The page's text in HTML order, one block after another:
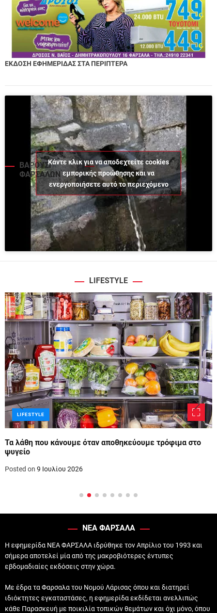
ΕΚΔΟΣΗ ΕΦΗΜΕΡΙΔΑΣ ΣΤΑ ΠΕΡΙΠΤΕΡΑ
ΒΑΡΟΥΣΙ
ΦΑΡΣΑΛΩΝ
Κάντε κλικ για να αποδεχτείτε cookies
εμπορικής προώθησης και να
ενεργοποιήσετε αυτό το περιεχόμενο
LIFESTYLE
LIFESTYLE
Τα λάθη που κάνουμε όταν αποθηκεύουμε τρόφιμα στο
ψυγείο
Posted on 9 Ιουλίου 2026
ΝΕΑ ΦΑΡΣΑΛΑ
Η εφημερίδα ΝΕΑ ΦΑΡΣΑΛΑ ιδρύθηκε τον Απρίλιο του 1993 και
σήμερα αποτελεί μία από της μακροβιότερες έντυπες
εβδομαδιαίες εκδόσεις στην χώρα.
Με έδρα τα Φαρσαλα του Νομού Λάρισας όπου και διατηρεί
ιδιόκτητες εγκαταστάσες, η εφημερίδα εκδίδεται ανελλιπώς
κάθε Παρασκευή με ποικιλία τοπικών θεμάτων και όχι μόνο, όπου